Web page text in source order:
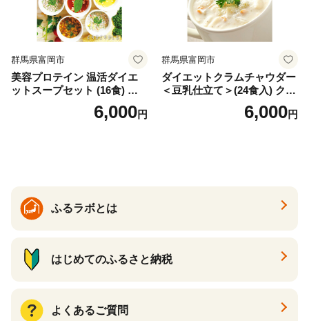
群馬県富岡市
美容プロテイン 温活ダイエ
ットスープセット (16食) 小
分け スープ 食べ比べ セット
詰合せ クラムチャウダー チ
6,000円
群馬県富岡市
ダイエットクラムチャウダー
＜豆乳仕立て＞(24食入) クラ
ムチャウダー 豆乳 ダイエッ
ト スープ プロテイン たんぱ
6,000円
ふるラボとは
はじめてのふるさと納税
よくあるご質問